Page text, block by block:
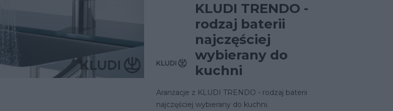
KLUDI TRENDO -
rodzaj baterii
najczęściej
wybierany do
kuchni
Aranżacje z KLUDI TRENDO - rodzaj baterii
najczęściej wybierany do kuchni.